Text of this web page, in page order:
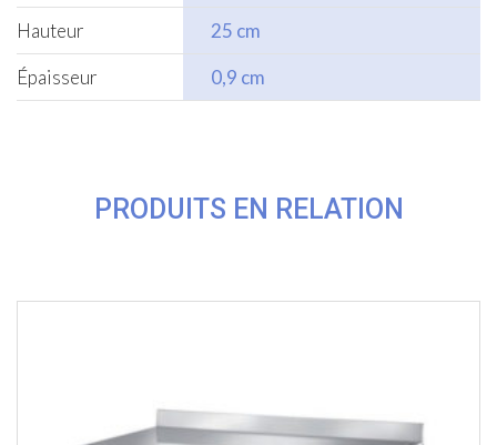
Hauteur
25 cm
Épaisseur
0,9 cm
PRODUITS EN RELATION